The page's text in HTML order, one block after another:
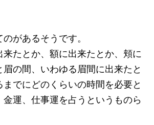
のがあるそうです。
来たとか、額に出来たとか、頬に
の間、いわゆる眉間に出来たと
でにどのくらいの時間を必要と
金運、仕事運を占うというものら